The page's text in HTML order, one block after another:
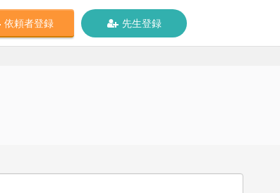
依頼者登録 先生登録